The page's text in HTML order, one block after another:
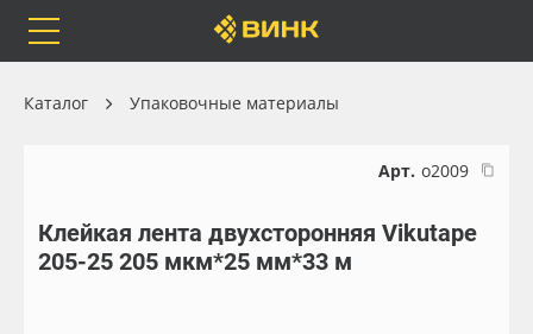
Каталог
Весь каталог
Каталог Упаковочные материалы
Арт. о2009
Клейкая лента двухсторонняя Vikutape
205-25 205 мкм*25 мм*33 м